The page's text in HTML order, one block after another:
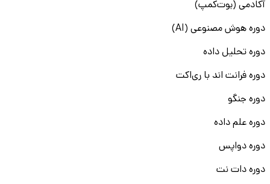
آکادمی (بوت‌کمپ)
دوره هوش مصنوعی (AI)
دوره تحلیل داده
دوره فرانت اند با ری‌اکت
دوره جنگو
دوره علم داده
دوره دواپس
دوره دات نت